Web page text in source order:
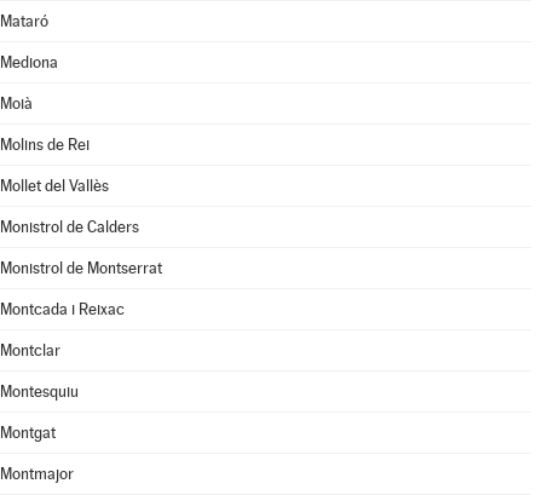
Mataró
Mediona
Moià
Molins de Rei
Mollet del Vallès
Monistrol de Calders
Monistrol de Montserrat
Montcada i Reixac
Montclar
Montesquiu
Montgat
Montmajor